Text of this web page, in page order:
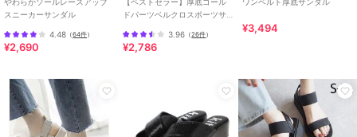
スニーカーサンダル
4.48 （64件）
¥2,690
ドパーツベルクロスポーツサ
3.96 （26件）
¥2,786
¥3,494